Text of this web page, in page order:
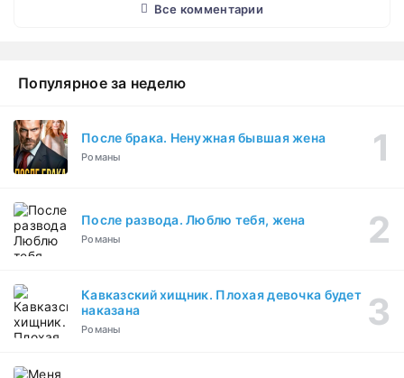
Все комментарии
Популярное за неделю
После брака. Ненужная бывшая жена
Романы
После развода. Люблю тебя, жена
Романы
Кавказский хищник. Плохая девочка будет
наказана
Романы